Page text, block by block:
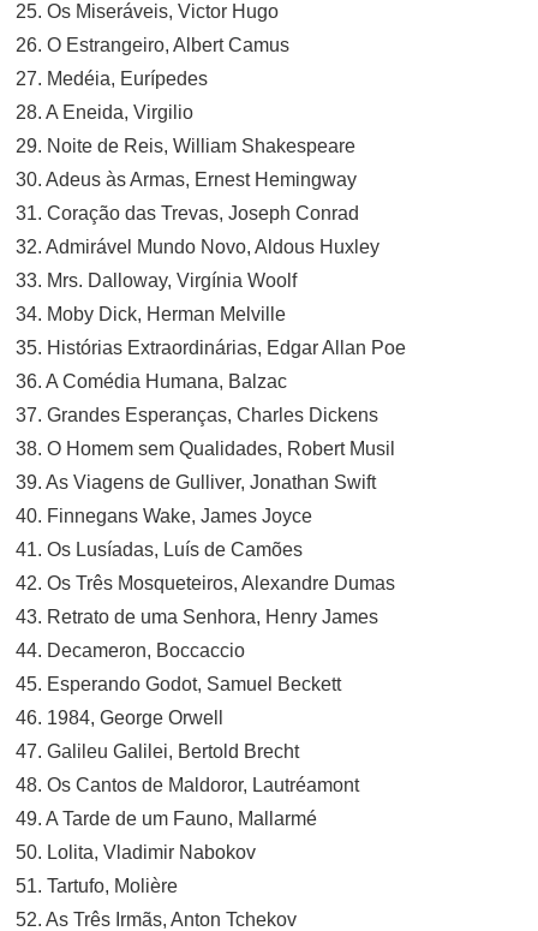
25. Os Miseráveis, Victor Hugo
26. O Estrangeiro, Albert Camus
27. Medéia, Eurípedes
28. A Eneida, Virgilio
29. Noite de Reis, William Shakespeare
30. Adeus às Armas, Ernest Hemingway
31. Coração das Trevas, Joseph Conrad
32. Admirável Mundo Novo, Aldous Huxley
33. Mrs. Dalloway, Virgínia Woolf
34. Moby Dick, Herman Melville
35. Histórias Extraordinárias, Edgar Allan Poe
36. A Comédia Humana, Balzac
37. Grandes Esperanças, Charles Dickens
38. O Homem sem Qualidades, Robert Musil
39. As Viagens de Gulliver, Jonathan Swift
40. Finnegans Wake, James Joyce
41. Os Lusíadas, Luís de Camões
42. Os Três Mosqueteiros, Alexandre Dumas
43. Retrato de uma Senhora, Henry James
44. Decameron, Boccaccio
45. Esperando Godot, Samuel Beckett
46. 1984, George Orwell
47. Galileu Galilei, Bertold Brecht
48. Os Cantos de Maldoror, Lautréamont
49. A Tarde de um Fauno, Mallarmé
50. Lolita, Vladimir Nabokov
51. Tartufo, Molière
52. As Três Irmãs, Anton Tchekov